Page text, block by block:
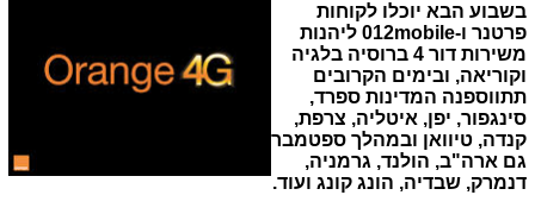
בשבוע הבא יוכלו לקוחות
פרטנר ו-012mobile ליהנות
משירות דור 4 ברוסיה בלגיה
וקוריאה, ובימים הקרובים
תתווספנה המדינות ספרד,
סינגפור, יפן, איטליה, צרפת,
קנדה, טיוואן ובמהלך ספטמבר
גם ארה"ב, הולנד, גרמניה,
דנמרק, שבדיה, הונג קונג ועוד.